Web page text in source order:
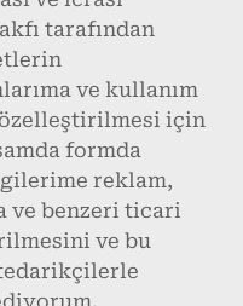
tarafından
ve kullanım
özelleştirilmesi için
formda
reklam,
ve benzeri ticari
ve bu